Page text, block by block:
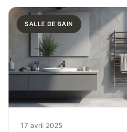
SALLE DE BAIN
17 avril 2025